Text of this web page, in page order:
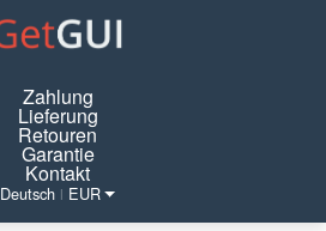
Zahlung
Lieferung
Retouren
Garantie
Kontakt
Deutsch | EUR